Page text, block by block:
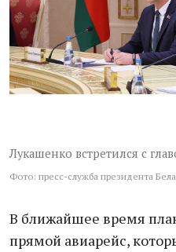
Лукашенко встретился с
Фото: пресс-служба президента
В ближайшее время
прямой авиарейс,